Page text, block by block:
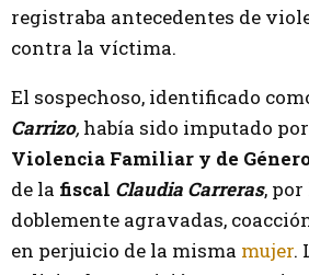
registraba antecedentes de
contra la víctima.
El sospechoso, identificado
Carrizo, había sido imputado
Violencia Familiar y de
de la fiscal Claudia Carreras,
doblemente agravadas,
en perjuicio de la misma mujer.